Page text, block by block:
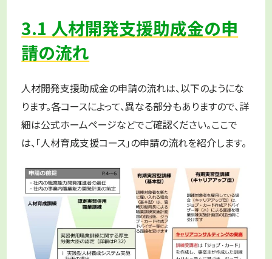
3.1 人材開発支援助成金の申
請の流れ
人材開発支援助成金の申請の流れは、以下のようにな
ります。各コースによって、異なる部分もありますので、詳
細は公式ホームページなどでご確認ください。ここで
は、「人材育成支援コース」の申請の流れを紹介します。